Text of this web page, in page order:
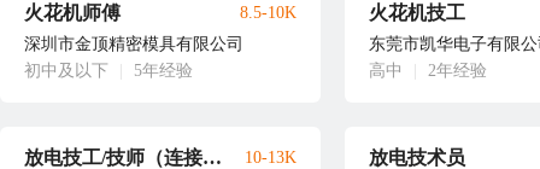
火花机师傅
深圳市金顶精密模具有限公司
初中及以下
5年经验
8.5-10K 火花机技工
东莞市凯华电子有限
高中
2年经验
放电技工/技师（连接器沙迪克/牧野机台） 10-13K 放电技术员